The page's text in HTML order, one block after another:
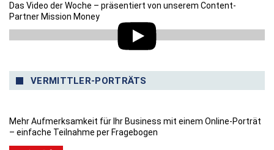
Das Video der Woche – präsentiert von unserem Content-
Partner Mission Money
VERMITTLER-PORTRÄTS
Mehr Aufmerksamkeit für Ihr Business mit einem Online-Porträt
– einfache Teilnahme per Fragebogen